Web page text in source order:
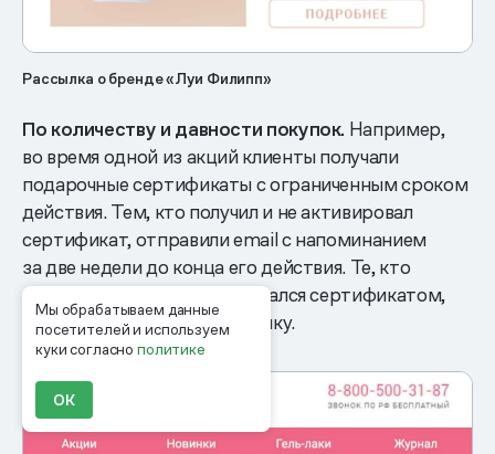
Мы обрабатываем данные
посетителей и используем
куки согласнополитике
ОК
Рассылка о бренде «Луи Филипп»
По количеству и давности покупок. Например,
во время одной из акций клиенты получали
подарочные сертификаты с ограниченным сроком
действия. Тем, кто получил и не активировал
сертификат, отправили email с напоминанием
за две недели до конца его действия. Те, кто
и после этого не воспользовался сертификатом,
получили еще и SMS-рассылку.